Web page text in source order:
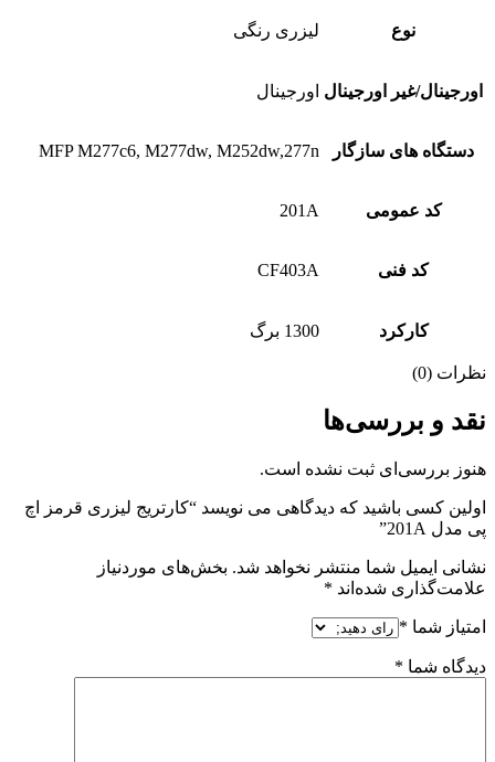
نوع لیزری رنگی
اورجینال/غیر اورجینال اورجینال
دستگاه های سازگار MFP M277c6, M277dw, M252dw,277n
کد عمومی 201A
کد فنی CF403A
کارکرد 1300 برگ
نظرات (0)
نقد و بررسی‌ها
هنوز بررسی‌ای ثبت نشده است.
اولین کسی باشید که دیدگاهی می نویسد “کارتریج لیزری قرمز اچ
پی مدل 201A”
نشانی ایمیل شما منتشر نخواهد شد. بخش‌های موردنیاز
علامت‌گذاری شده‌اند *
امتیاز شما *
دیدگاه شما *